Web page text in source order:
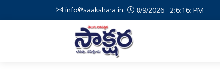
info@saakshara.in 8/9/2026 - 2:6:16: PM